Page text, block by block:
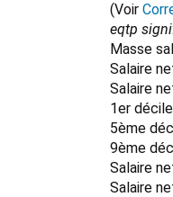
(Voir
eqtp
Masse
Salaire
Salaire
1er
5ème
9ème
Salaire
Salaire